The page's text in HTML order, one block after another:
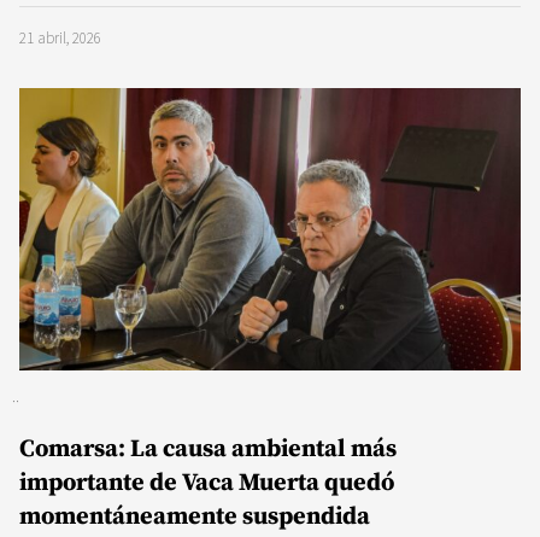
21 abril, 2026
Comarsa: La causa ambiental más
importante de Vaca Muerta quedó
momentáneamente suspendida